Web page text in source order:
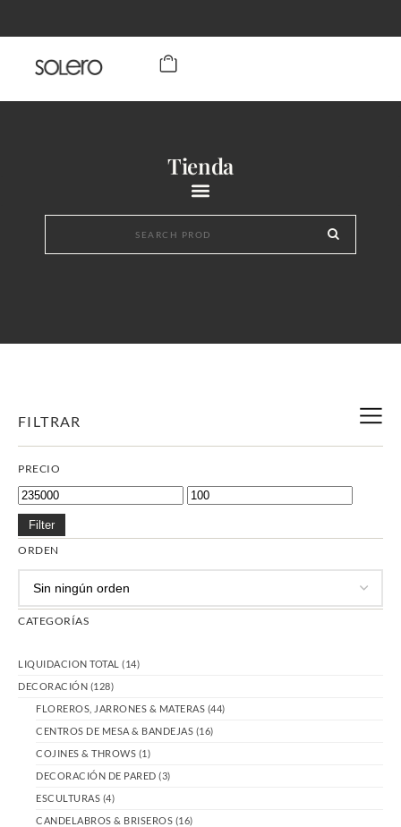
Tienda
FILTRAR
PRECIO
Filter
ORDEN
CATEGORÍAS
LIQUIDACION TOTAL (14)
DECORACIÓN (128)
FLOREROS, JARRONES & MATERAS (44)
CENTROS DE MESA & BANDEJAS (16)
COJINES & THROWS (1)
DECORACIÓN DE PARED (3)
ESCULTURAS (4)
CANDELABROS & BRISEROS (16)